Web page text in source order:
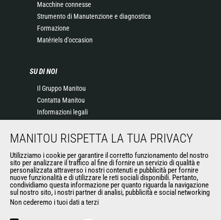
Macchine connesse
Strumento di Manutenzione e diagnostica
Formazione
Matériels d'occasion
SU DI NOI
Il Gruppo Manitou
Contatta Manitou
Informazioni legali
News
General Terms and Conditions of Sale
ALTRI SITI DEL GRUPPO
MANITOU RISPETTA LA TUA PRIVACY
Utilizziamo i cookie per garantire il corretto funzionamento del nostro
sito per analizzare il traffico al fine di fornire un servizio di qualità e
personalizzata attraverso i nostri contenuti e pubblicità per fornire
nuove funzionalità e di utilizzare le reti sociali disponibili. Pertanto,
condividiamo questa informazione per quanto riguarda la navigazione
sul nostro sito, i nostri partner di analisi, pubblicità e social networking
Non cederemo i tuoi dati a terzi